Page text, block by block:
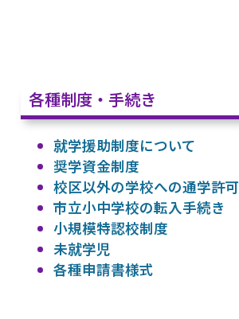
各種制度・手続き
就学援助制度について
奨学資金制度
校区以外の学校への通学許可
市立小中学校の転入手続き
小規模特認校制度
未就学児
各種申請書様式